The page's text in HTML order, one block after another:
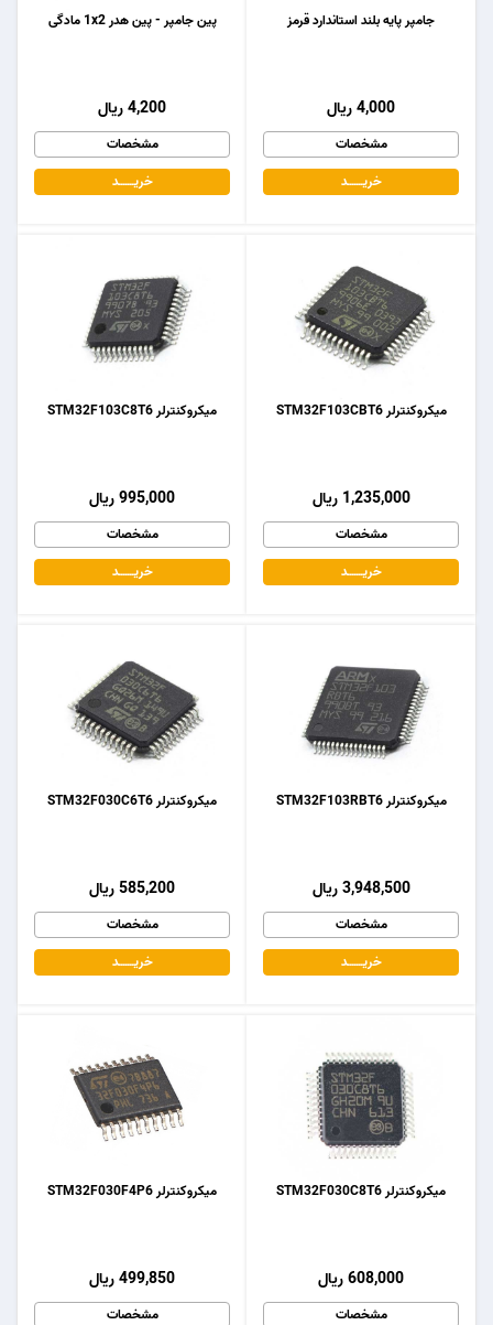
پین جامپر - پین هدر 1x2 مادگی
4,200 ریال
مشخصات
خریـــــــد
جامپر پایه بلند استاندارد قرمز
4,000 ریال
مشخصات
خریـــــــد
میکروکنترلر STM32F103C8T6
995,000 ریال
مشخصات
خریـــــــد
میکروکنترلر STM32F103CBT6
1,235,000 ریال
مشخصات
خریـــــــد
میکروکنترلر STM32F030C6T6
585,200 ریال
مشخصات
خریـــــــد
میکروکنترلر STM32F103RBT6
3,948,500 ریال
مشخصات
خریـــــــد
میکروکنترلر STM32F030F4P6
499,850 ریال
مشخصات
میکروکنترلر STM32F030C8T6
608,000 ریال
مشخصات